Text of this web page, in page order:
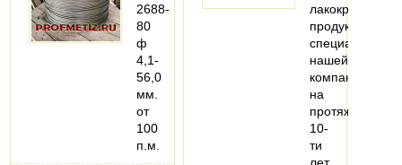
2688-
80
ф
4,1-
56,0
мм.
от
100
п.м.
лакокрасочной
продукции,
специалисты
нашей
компании
на
протяжении
10-
ти